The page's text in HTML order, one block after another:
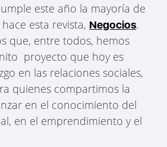
este año la mayoría de
esta revista, Negocios.
que, entre todos, hemos
proyecto que hoy es
en las relaciones sociales,
quienes compartimos la
en el conocimiento del
en el emprendimiento y el